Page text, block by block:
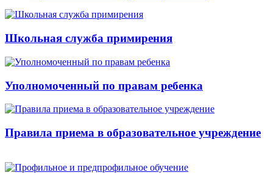
Школьная служба примирения
Уполномоченный по правам ребенка
Правила приема в образовательное учреждение